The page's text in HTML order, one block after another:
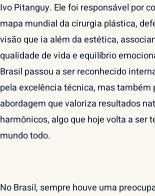
Ivo Pitanguy. Ele foi responsável por
mapa mundial da cirurgia plástica,
visão que ia além da estética,
qualidade de vida e equilíbrio
Brasil passou a ser reconhecido
pela excelência técnica, mas também
abordagem que valoriza resultados
harmônicos, algo que hoje volta a ser
mundo todo.
No Brasil, sempre houve uma